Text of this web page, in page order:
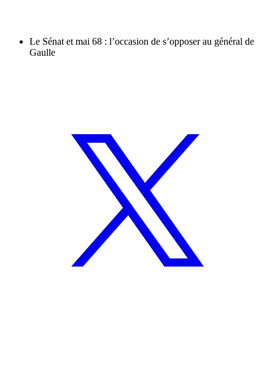
Le Sénat et mai 68 : l’occasion de s’opposer au général de
Gaulle